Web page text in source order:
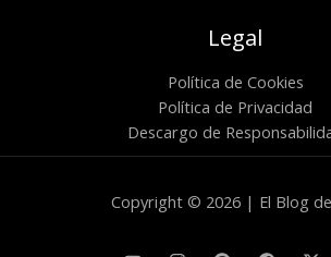
Legal
Política de Cookies
Política de Privacidad
Descargo de
Copyright © 2026 | El Blog